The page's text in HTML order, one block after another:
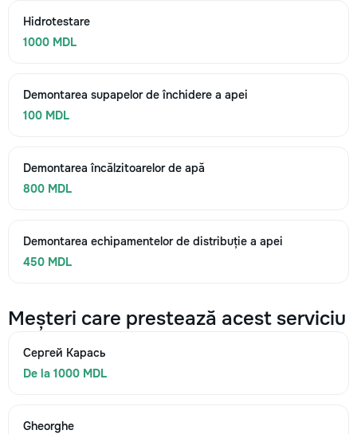
Hidrotestare
1000 MDL
Demontarea supapelor de închidere a apei
100 MDL
Demontarea încălzitoarelor de apă
800 MDL
Demontarea echipamentelor de distribuție a apei
450 MDL
Meșteri care prestează acest serviciu
Сергей Карась
De la 1000 MDL
Gheorghe